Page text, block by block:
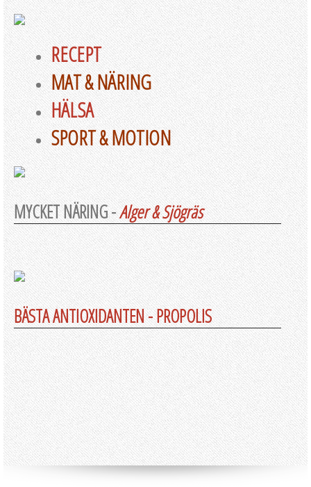
RECEPT
MAT & NÄRING
HÄLSA
SPORT & MOTION
MYCKET NÄRING -Alger & Sjögräs
BÄSTA ANTIOXIDANTEN - PROPOLIS